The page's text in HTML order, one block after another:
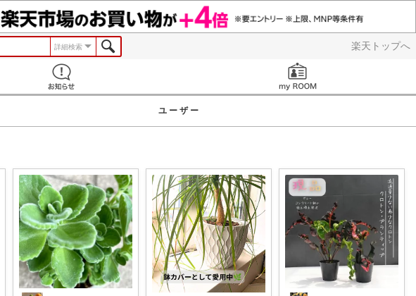
楽天トップへ
詳細検索
ユーザー